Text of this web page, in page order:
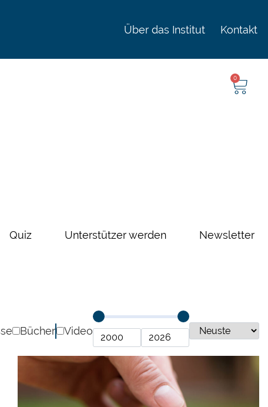
Über das Institut Kontakt
0
Quiz Unterstützer werden Newsletter
Bücher Video